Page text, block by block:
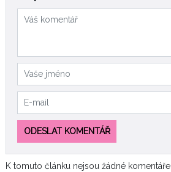
ODESLAT KOMENTÁŘ
K tomuto článku nejsou žádné komentáře.